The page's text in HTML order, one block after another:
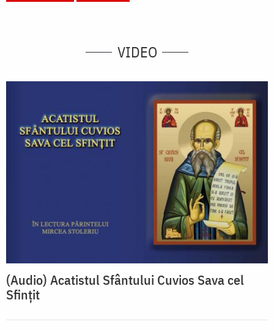
VIDEO
(Audio) Acatistul Sfântului Cuvios Sava cel
Sfințit